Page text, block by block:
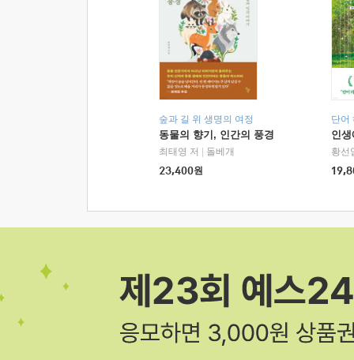
숲과 길 위 생명의 여정
동물의 향기, 인간의 풍경
최태영 저
돌베개
23,400원
단어
인
황선